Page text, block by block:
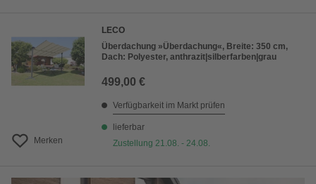
Merken
LECO
Überdachung »Überdachung«, Breite: 350 cm,
Dach: Polyester, anthrazit|silberfarben|grau
499,00 €
Verfügbarkeit im Markt prüfen
lieferbar
Zustellung 21.08. - 24.08.